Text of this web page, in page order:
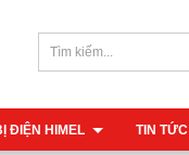
ĐIỆN HIMEL TIN TỨC